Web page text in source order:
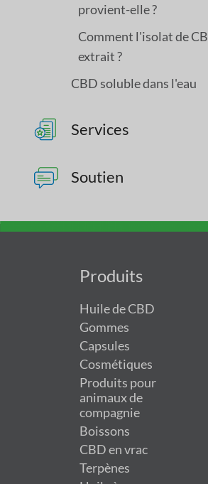
provient-elle ?
Comment l'isolat de
extrait ?
CBD soluble dans l'eau
Services
Soutien
Produits
Huile de CBD
Gommes
Capsules
Cosmétiques
Produits pour
animaux de
compagnie
Boissons
CBD en vrac
Terpènes